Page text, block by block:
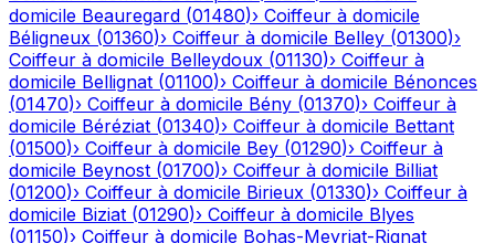
domicile Beauregard (01480)› Coiffeur à domicile
Béligneux (01360)› Coiffeur à domicile Belley (01300)›
Coiffeur à domicile Belleydoux (01130)› Coiffeur à
domicile Bellignat (01100)› Coiffeur à domicile Bénonces
(01470)› Coiffeur à domicile Bény (01370)› Coiffeur à
domicile Béréziat (01340)› Coiffeur à domicile Bettant
(01500)› Coiffeur à domicile Bey (01290)› Coiffeur à
domicile Beynost (01700)› Coiffeur à domicile Billiat
(01200)› Coiffeur à domicile Birieux (01330)› Coiffeur à
domicile Biziat (01290)› Coiffeur à domicile Blyes
(01150)› Coiffeur à domicile Bohas-Meyriat-Rignat